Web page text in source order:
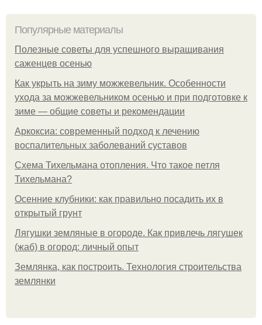
Популярные материалы
Полезные советы для успешного выращивания
саженцев осенью
Как укрыть на зиму можжевельник. Особенности
ухода за можжевельником осенью и при подготовке к
зиме — общие советы и рекомендации
Аркоксиа: современный подход к лечению
воспалительных заболеваний суставов
Схема Тихельмана отопления. Что такое петля
Тихельмана?
Осенние клубники: как правильно посадить их в
открытый грунт
Лягушки земляные в огороде. Как привлечь лягушек
(жаб) в огород: личный опыт
Землянка, как построить. Технология строительства
землянки